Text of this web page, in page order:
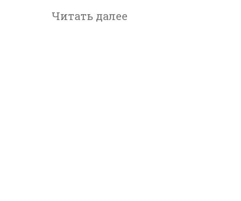
Читать далее